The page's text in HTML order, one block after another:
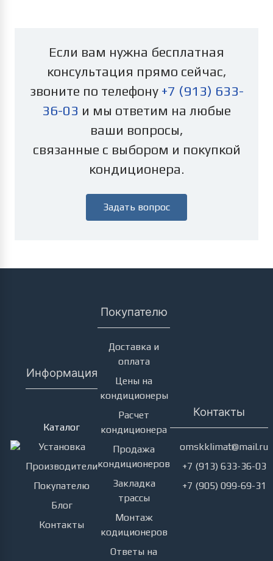
Если вам нужна бесплатная
консультация прямо сейчас,
звоните по телефону +7 (913) 633-
36-03 и мы ответим на любые
ваши вопросы,
связанные с выбором и покупкой
кондиционера.
Задать вопрос
Информация
Каталог
Установка
Производители
Покупателю
Блог
Контакты
Покупателю
Доставка и
оплата
Цены на
кондиционеры
Расчет
кондиционера
Продажа
кондиционеров
Закладка
трассы
Монтаж
кодиционеров
Ответы на
Контакты
omskklimat@mail.ru
+7 (913) 633-36-03
+7 (905) 099-69-31